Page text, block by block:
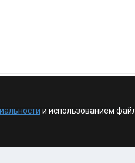
и использованием